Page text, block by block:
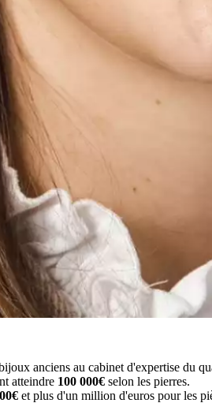
anciens au cabinet d'expertise du
atteindre 100 000€ selon les pierres.
et plus d'un million d'euros pour les